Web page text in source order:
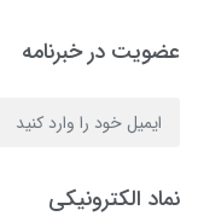
عضویت در خبرنامه
نماد الکترونیکی